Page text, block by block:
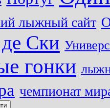
лыжный сайт
Ски
гонки
чемпионат